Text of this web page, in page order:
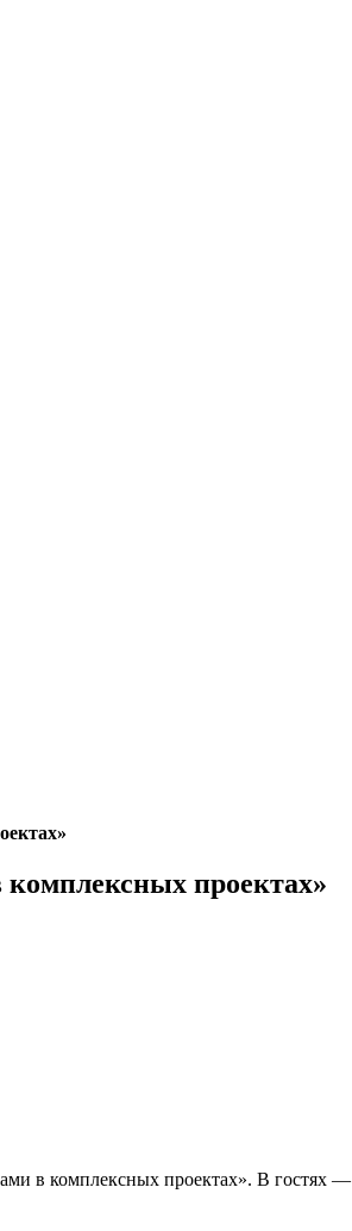
проектах»
в комплексных проектах». В гостях —